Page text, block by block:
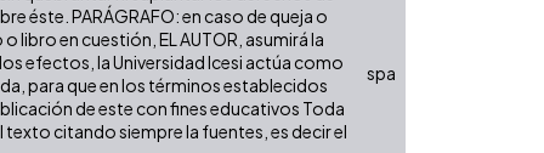
éste. PARÁGRAFO: en caso de queja o
en cuestión, EL AUTOR, asumirá la
efectos, la Universidad Icesi actúa como
para que en los términos establecidos
de este con fines educativos Toda
citando siempre la fuentes, es decir el
spa